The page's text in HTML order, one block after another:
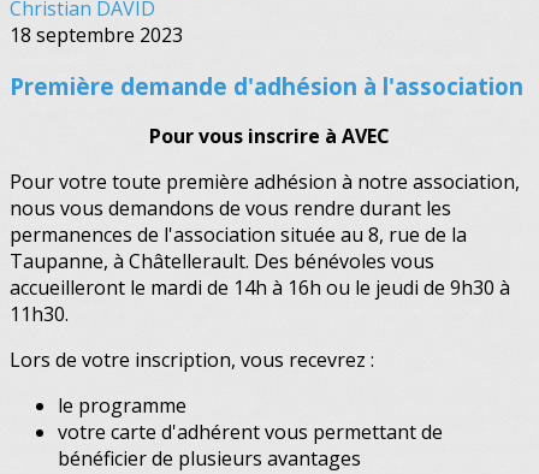
Christian DAVID
18 septembre 2023
Première demande d'adhésion à l'association
Pour vous inscrire à AVEC
Pour votre toute première adhésion à notre association,
nous vous demandons de vous rendre durant les
permanences de l'association située au 8, rue de la
Taupanne, à Châtellerault. Des bénévoles vous
accueilleront le mardi de 14h à 16h ou le jeudi de 9h30 à
11h30.
Lors de votre inscription, vous recevrez :
le programme
votre carte d'adhérent vous permettant de
bénéficier de plusieurs avantages